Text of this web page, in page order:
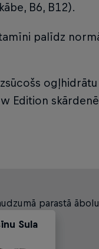
B6, B12).
palīdz
Edition
parastā
Sula
Sula